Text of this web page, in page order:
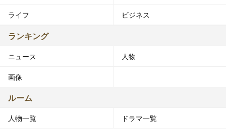
ライフ ビジネス
ランキング
ニュース 人物
画像
ルーム
人物一覧 ドラマ一覧